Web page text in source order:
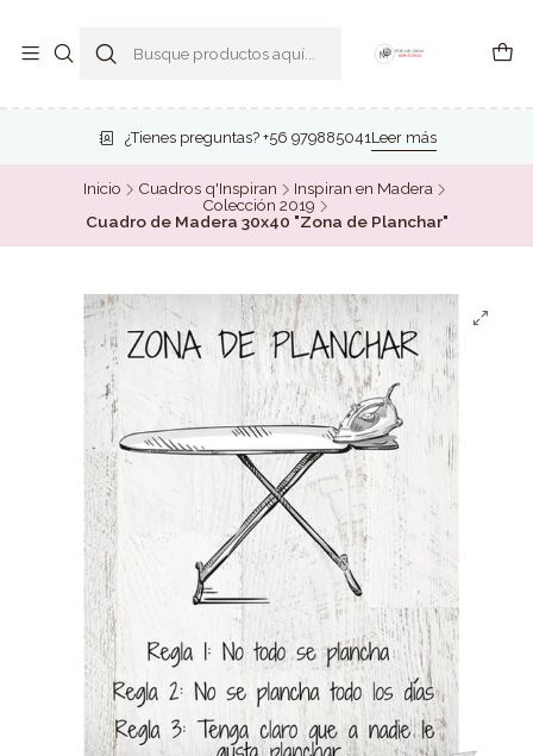
¿Tienes preguntas? +56 979885041Leer más
Inicio Cuadros q'Inspiran
Inspiran en Madera
Colección 2019
Cuadro de Madera 30x40 "Zona de Planchar"